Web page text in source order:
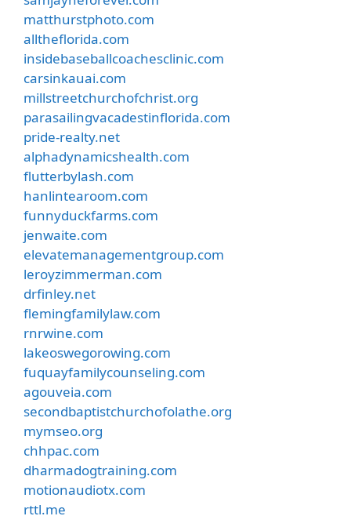
matthurstphoto.com
alltheflorida.com
insidebaseballcoachesclinic.com
carsinkauai.com
millstreetchurchofchrist.org
parasailingvacadestinflorida.com
pride-realty.net
alphadynamicshealth.com
flutterbylash.com
hanlintearoom.com
funnyduckfarms.com
jenwaite.com
elevatemanagementgroup.com
leroyzimmerman.com
drfinley.net
flemingfamilylaw.com
rnrwine.com
lakeoswegorowing.com
fuquayfamilycounseling.com
agouveia.com
secondbaptistchurchofolathe.org
mymseo.org
chhpac.com
dharmadogtraining.com
motionaudiotx.com
rttl.me